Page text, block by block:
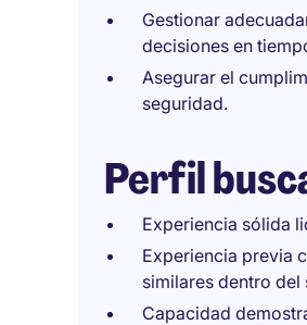
Gestionar
decisiones en
Asegurar el
seguridad.
Perfil
Experiencia sólida
Experiencia previa
similares dentro
Capacidad